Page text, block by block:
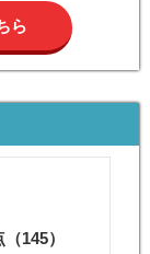
ら
（145）